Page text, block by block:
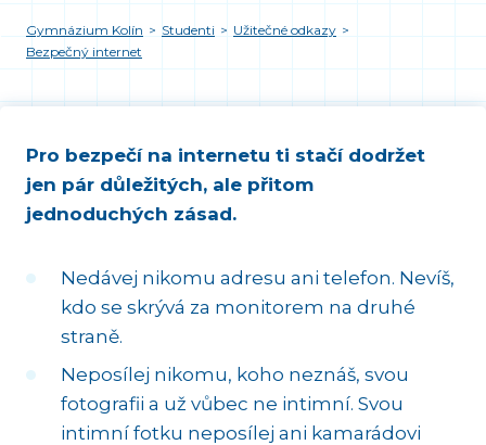
Gymnázium Kolín > Studenti > Užitečné odkazy >
Bezpečný internet
Pro bezpečí na internetu ti stačí dodržet
jen pár důležitých, ale přitom
jednoduchých zásad.
Nedávej nikomu adresu ani telefon. Nevíš,
kdo se skrývá za monitorem na druhé
straně.
Neposílej nikomu, koho neznáš, svou
fotografii a už vůbec ne intimní. Svou
intimní fotku neposílej ani kamarádovi